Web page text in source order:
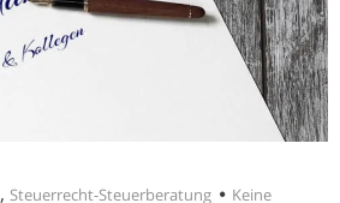
, Steuerrecht-Steuerberatung
Keine